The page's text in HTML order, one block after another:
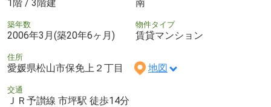
1階 / 3階建 南
築年数
2006年3月(築20年6ヶ月)
物件タイプ
賃貸マンション
住所
愛媛県松山市保免上２丁目 地図
交通
ＪＲ予讃線 市坪駅 徒歩14分